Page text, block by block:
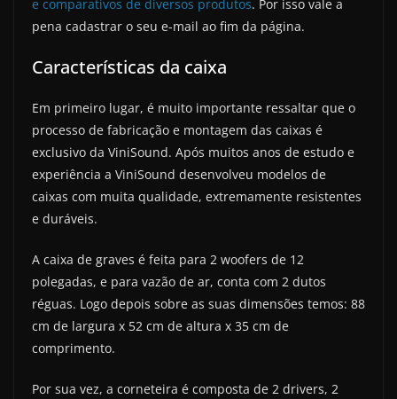
e comparativos de diversos produtos. Por isso vale a
pena cadastrar o seu e-mail ao fim da página.
Características da caixa
Em primeiro lugar, é muito importante ressaltar que o
processo de fabricação e montagem das caixas é
exclusivo da ViniSound. Após muitos anos de estudo e
experiência a ViniSound desenvolveu modelos de
caixas com muita qualidade, extremamente resistentes
e duráveis.
A caixa de graves é feita para 2 woofers de 12
polegadas, e para vazão de ar, conta com 2 dutos
réguas. Logo depois sobre as suas dimensões temos: 88
cm de largura x 52 cm de altura x 35 cm de
comprimento.
Por sua vez, a corneteira é composta de 2 drivers, 2